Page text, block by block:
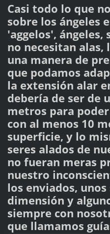
Casi todo lo que
sobre los ángeles
'aggelos', ángeles,
no necesitan alas,
una manera de
que podamos
la extensión alar
debería de ser de
metros para
con al menos 10
superficie, y lo
seres alados de
no fueran meras
nuestro
los enviados,
dimensión y
siempre con
que llamamos